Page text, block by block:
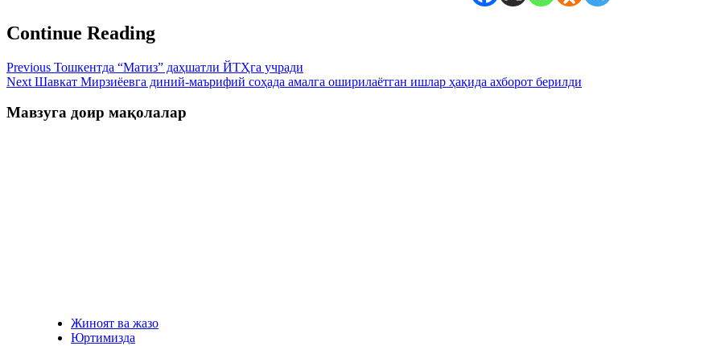
Continue Reading
Previous Тошкентда “Матиз” даҳшатли ЙТҲга учради
Next Шавкат Мирзиёевга диний-маърифий соҳада амалга оширилаётган ишлар ҳақида ахборот берилди
Мавзуга доир мақолалар
Жиноят ва жазо
Юртимизда